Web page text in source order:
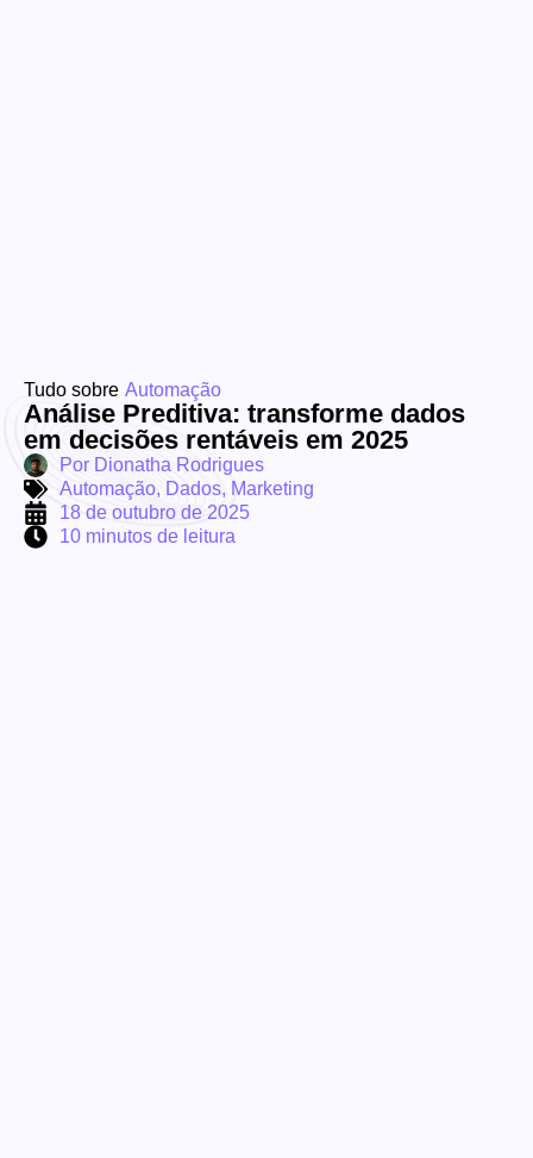
Tudo sobre Automação
Análise Preditiva: transforme dados
em decisões rentáveis em 2025
Por Dionatha Rodrigues
Automação, Dados, Marketing
18 de outubro de 2025
10 minutos de leitura